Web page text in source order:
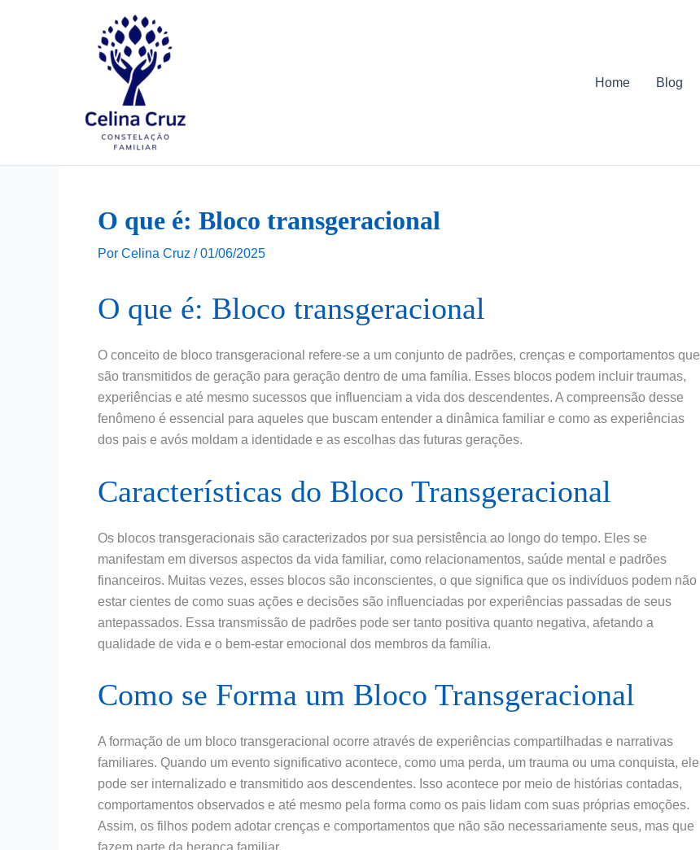
Home Blog
O que é: Bloco transgeracional
Por Celina Cruz /01/06/2025
O que é: Bloco transgeracional
O conceito de bloco transgeracional refere-se a um conjunto de padrões, crenças e comportamentos que
são transmitidos de geração para geração dentro de uma família. Esses blocos podem incluir traumas,
experiências e até mesmo sucessos que influenciam a vida dos descendentes. A compreensão desse
fenômeno é essencial para aqueles que buscam entender a dinâmica familiar e como as experiências
dos pais e avós moldam a identidade e as escolhas das futuras gerações.
Características do Bloco Transgeracional
Os blocos transgeracionais são caracterizados por sua persistência ao longo do tempo. Eles se
manifestam em diversos aspectos da vida familiar, como relacionamentos, saúde mental e padrões
financeiros. Muitas vezes, esses blocos são inconscientes, o que significa que os indivíduos podem não
estar cientes de como suas ações e decisões são influenciadas por experiências passadas de seus
antepassados. Essa transmissão de padrões pode ser tanto positiva quanto negativa, afetando a
qualidade de vida e o bem-estar emocional dos membros da família.
Como se Forma um Bloco Transgeracional
A formação de um bloco transgeracional ocorre através de experiências compartilhadas e narrativas
familiares. Quando um evento significativo acontece, como uma perda, um trauma ou uma conquista, ele
pode ser internalizado e transmitido aos descendentes. Isso acontece por meio de histórias contadas,
comportamentos observados e até mesmo pela forma como os pais lidam com suas próprias emoções.
Assim, os filhos podem adotar crenças e comportamentos que não são necessariamente seus, mas que